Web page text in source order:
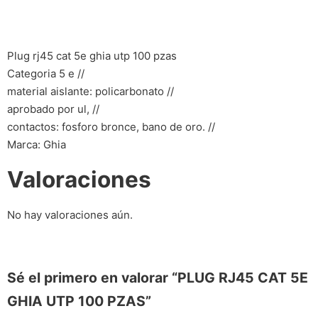
Plug rj45 cat 5e ghia utp 100 pzas
Categoria 5 e //
material aislante: policarbonato //
aprobado por ul, //
contactos: fosforo bronce, bano de oro. //
Marca: Ghia
Valoraciones
No hay valoraciones aún.
Sé el primero en valorar “PLUG RJ45 CAT 5E
GHIA UTP 100 PZAS”